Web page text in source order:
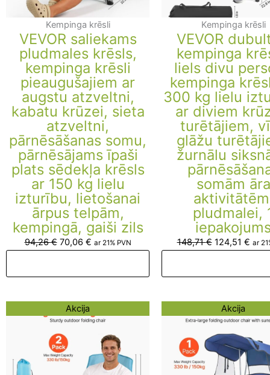
Kempinga krēsli
VEVOR saliekams
pludmales krēsls,
kempinga krēsli
pieaugušajiem ar
augstu atzveltni,
kabatu krūzei, sieta
atzveltni,
pārnēsāšanas somu,
pārnēsājams īpaši
plats sēdekļa krēsls
ar 150 kg lielu
izturību, lietošanai
ārpus telpām,
kempingā, gaiši zils
94,26€ 70,06 € ar 21% PVN
Kempinga krēsli
VEVOR
kempinga
liels divu
kempinga
300 kg lielu
ar diviem
turētājiem,
glāžu
žurnālu
somām āra
pludmalei,
148,71€ 124,51 € ar
Akcija
Original
price
was:
122,09 €.
price
97,89 €.
Akcija
Original
price
was:
113,62 €.
price
is: